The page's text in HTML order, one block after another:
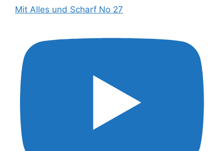
Mit Alles und Scharf No 27